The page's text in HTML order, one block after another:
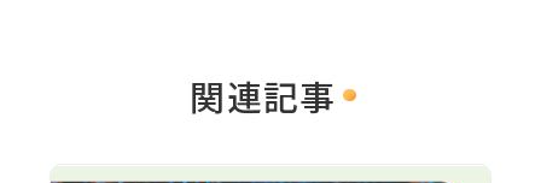
関連記事